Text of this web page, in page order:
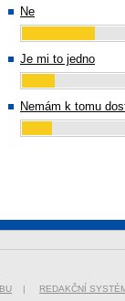
Ne
Je mi to jedno
Nemám k tomu
| REDAKČNÍ